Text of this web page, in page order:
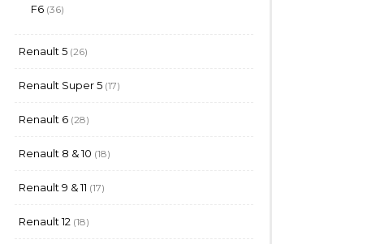
F6 3636
Renault 5 2626
Renault Super 5 1717
Renault 6 2828
Renault 8 & 10 1818
Renault 9 & 11 1717
Renault 12 1818